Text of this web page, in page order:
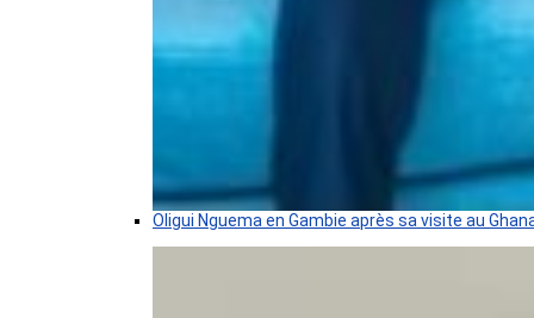
Oligui Nguema en Gambie après sa visite au